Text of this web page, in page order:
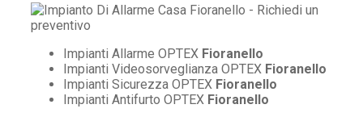
Impianti Allarme OPTEX Fioranello
Impianti Videosorveglianza OPTEX Fioranello
Impianti Sicurezza OPTEX Fioranello
Impianti Antifurto OPTEX Fioranello